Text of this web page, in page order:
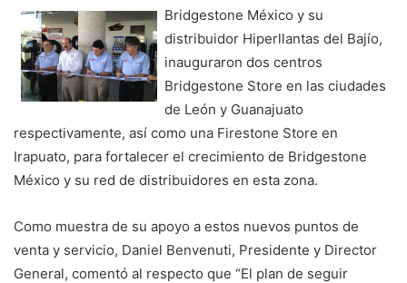
Bridgestone México y su
distribuidor Hiperllantas del Bajío,
inauguraron dos centros
Bridgestone Store en las ciudades
de León y Guanajuato
respectivamente, así como una Firestone Store en
Irapuato, para fortalecer el crecimiento de Bridgestone
México y su red de distribuidores en esta zona.
Como muestra de su apoyo a estos nuevos puntos de
venta y servicio, Daniel Benvenuti, Presidente y Director
General, comentó al respecto que “El plan de seguir